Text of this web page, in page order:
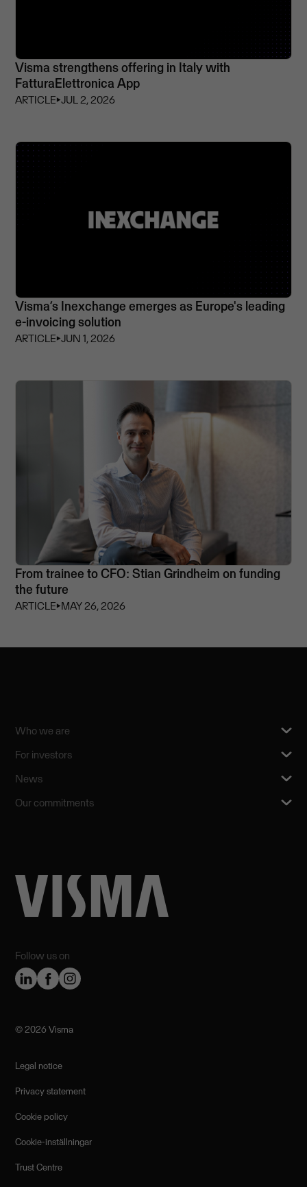
Visma strengthens offering in Italy with
FatturaElettronica App
ARTICLE⏵JUL 2, 2026
Visma’s Inexchange emerges as Europe's leading
e-invoicing solution
ARTICLE⏵JUN 1, 2026
From trainee to CFO: Stian Grindheim on funding
the future
ARTICLE⏵MAY 26, 2026
Follow us on
Who we are
For investors
News
Our commitments
©️ 2026 Visma
Legal notice
Privacy statement
Cookie policy
Cookie-inställningar
Trust Centre